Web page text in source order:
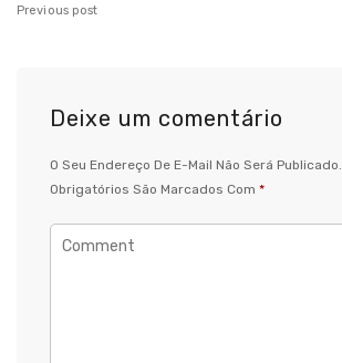
Previous post
Deixe um comentário
O Seu Endereço De E-Mail Não Será Publicado.
Obrigatórios São Marcados Com *